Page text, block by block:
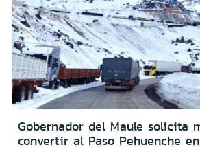
Gobernador del Maule solicita
convertir al Paso Pehuenche